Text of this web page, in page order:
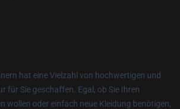
hat eine Vielzahl von hochwertigen und
für Sie geschaffen. Egal, ob Sie Ihren
wollen oder einfach neue Kleidung benötigen,